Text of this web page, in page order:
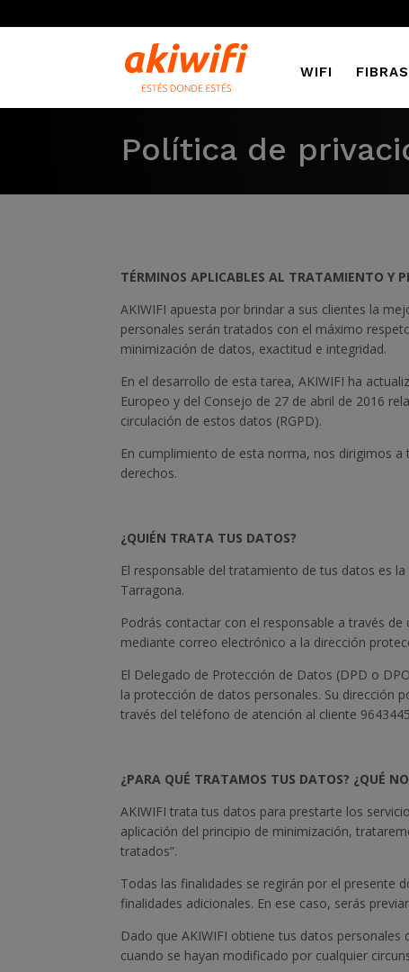
WIFI
Política de
TÉRMINOS APLICABLES AL TRATAMIENTO Y
AKIWIFI apuesta por brindar a sus clientes la
personales serán tratados con el máximo
minimización de datos, exactitud e integridad.
En el desarrollo de esta tarea, AKIWIFI ha
Europeo y del Consejo de 27 de abril de 2016
circulación de estos datos (RGPD).
En cumplimiento de esta norma, nos dirigimos
derechos.
¿QUIÉN TRATA TUS DATOS?
El responsable del tratamiento de tus datos es
Tarragona.
Podrás contactar con el responsable a través
mediante correo electrónico a la dirección
El Delegado de Protección de Datos (DPD o
la protección de datos personales. Su dirección
través del teléfono de atención al cliente
¿PARA QUÉ TRATAMOS TUS DATOS? ¿QUÉ
AKIWIFI trata tus datos para prestarte los
aplicación del principio de minimización,
tratados”.
Todas las finalidades se regirán por el presente
finalidades adicionales. En ese caso, serás
Dado que AKIWIFI obtiene tus datos
cuando se hayan modificado por cualquier